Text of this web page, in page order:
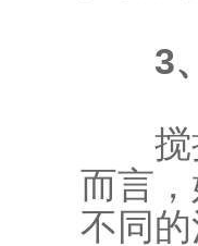
3
搅拌
而言
不同